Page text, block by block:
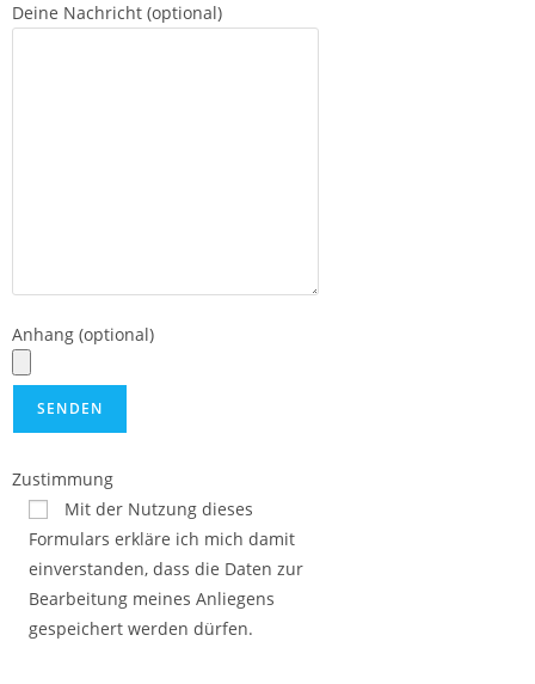
Deine Nachricht (optional)
Anhang (optional)
Zustimmung
Mit der Nutzung dieses
Formulars erkläre ich mich damit
einverstanden, dass die Daten zur
Bearbeitung meines Anliegens
gespeichert werden dürfen.